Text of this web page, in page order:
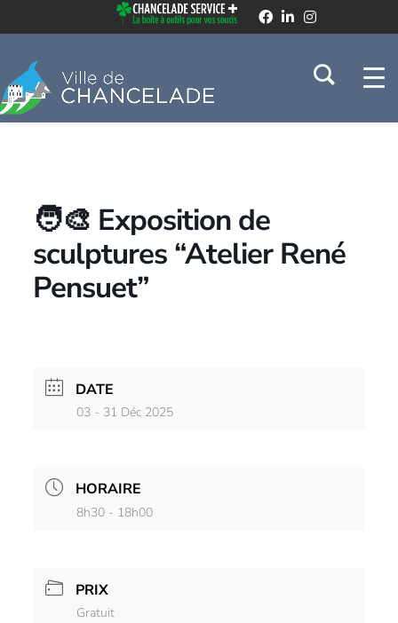
🧑‍🎨 Exposition de
sculptures “Atelier René
Pensuet”
DATE
03 - 31 Déc 2025
HORAIRE
8h30 - 18h00
PRIX
Gratuit